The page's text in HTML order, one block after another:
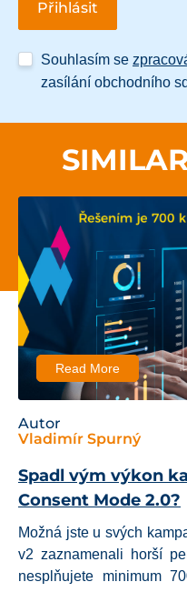
Souhlasím se
zasílání obchodního
2 mins read
s Google
Consent Mode
Je totiž možné, že
reklamy denně po